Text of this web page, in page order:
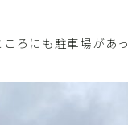
ろにも駐車場があ